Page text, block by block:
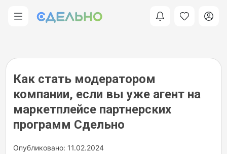
Как стать модератором
компании, если вы уже агент на
маркетплейсе партнерских
программ Сдельно
Опубликовано: 11.02.2024